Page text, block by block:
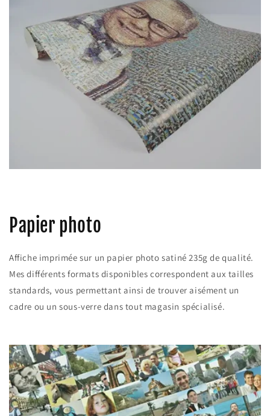
Papier photo
Affiche imprimée sur un papier photo satiné 235g de qualité.
Mes différents formats disponibles correspondent aux tailles
standards, vous permettant ainsi de trouver aisément un
cadre ou un sous-verre dans tout magasin spécialisé.